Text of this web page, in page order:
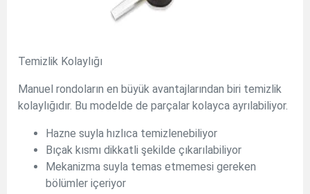
Temizlik Kolaylığı
Manuel rondoların en büyük avantajlarından biri temizlik
kolaylığıdır. Bu modelde de parçalar kolayca ayrılabiliyor.
Hazne suyla hızlıca temizlenebiliyor
Bıçak kısmı dikkatli şekilde çıkarılabiliyor
Mekanizma suyla temas etmemesi gereken
bölümler içeriyor